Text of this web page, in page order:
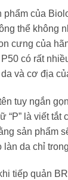
phẩm của
thể không
cưng của
có rất
và cơ địa
tuy ngắn
“P” là viết tắt
sản phẩm
da chỉ
tiếp quản